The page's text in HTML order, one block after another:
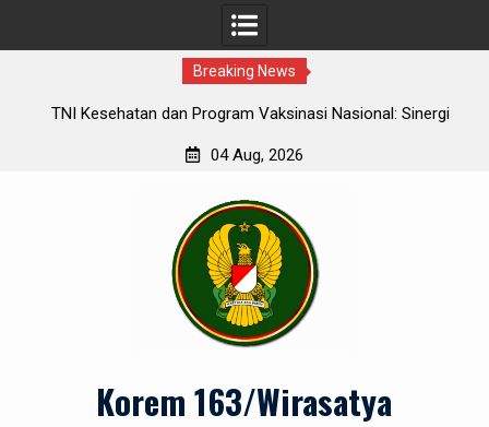
Breaking News
TNI Kesehatan dan Program Vaksinasi Nasional: Sinergi
04 Aug, 2026
Korem 163/Wirasatya